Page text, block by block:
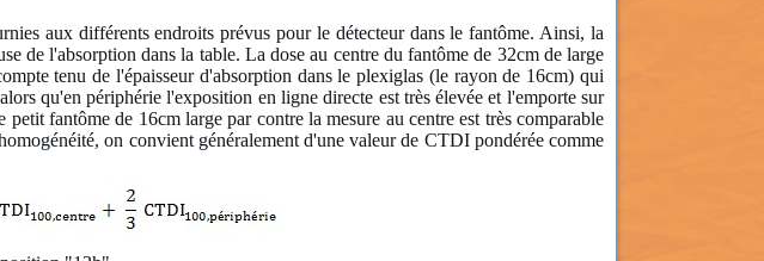
aux différents endroits prévus pour le détecteur dans le fantôme. Ainsi, la
de l'absorption dans la table. La dose au centre du fantôme de 32cm de large
tenu de l'épaisseur d'absorption dans le plexiglas (le rayon de 16cm) qui
qu'en périphérie l'exposition en ligne directe est très élevée et l'emporte sur
fantôme de 16cm large par contre la mesure au centre est très comparable
on convient généralement d'une valeur de CTDI pondérée comme